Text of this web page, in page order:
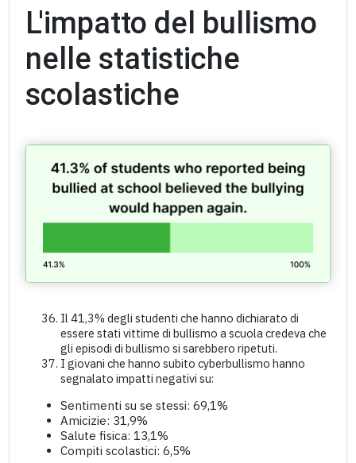
L'impatto del bullismo
nelle statistiche
scolastiche
Il 41,3% degli studenti che hanno dichiarato di
essere stati vittime di bullismo a scuola credeva che
gli episodi di bullismo si sarebbero ripetuti.
I giovani che hanno subito cyberbullismo hanno
segnalato impatti negativi su:
Sentimenti su se stessi: 69,1%
Amicizie: 31,9%
Salute fisica: 13,1%
Compiti scolastici: 6,5%